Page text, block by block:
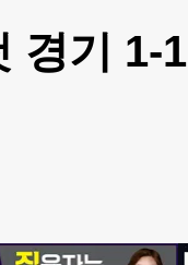
경기 1-